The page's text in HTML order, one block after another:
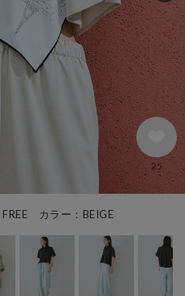
カラー：BEIGE
25